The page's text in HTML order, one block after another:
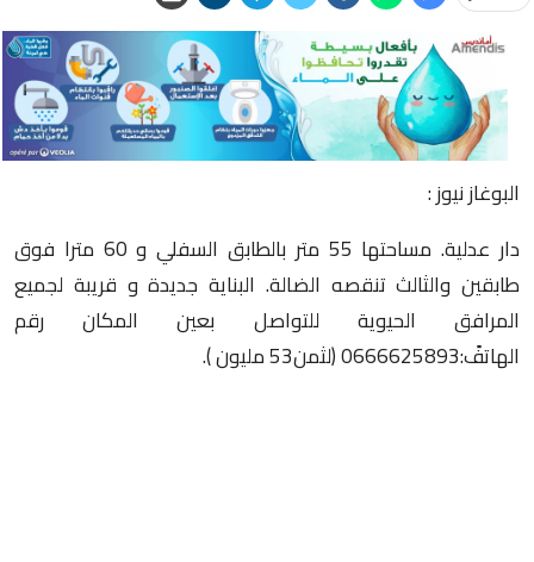
البوغاز نيوز :
دار عدلية. مساحتها 55 متر بالطابق السفلي و 60 مترا فوق
طابقين والثالث تنقصه الضالة. البناية جديدة و قريبة لجميع
المرافق الحيوية للتواصل بعين المكان رقم
الهاتفً:0666625893 (لثمن53 مليون ).